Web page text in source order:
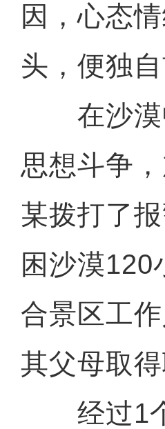
因，心态
头，便独
在沙漠
思想斗争
某拨打了
困沙漠120
合景区工
其父母取得
经过1个